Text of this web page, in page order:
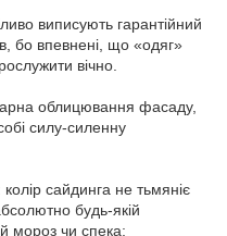
виписують гарантійний
бо впевнені, що «одяг»
вічно.
облицювання фасаду,
силу-силенну
сайдинга не тьмяніє
будь-якій
мороз чи спека;